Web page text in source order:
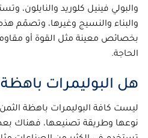
والبولي فينيل كلوريد والنايلون،
والبناء والنسيج وغيرها، وتصمّم
بخصائص معينة مثل القوة أو
الحاجة.
هل البوليمرات
ليست كافة البوليمرات باهظة
نوعها وطريقة تصنيعها، فهناك